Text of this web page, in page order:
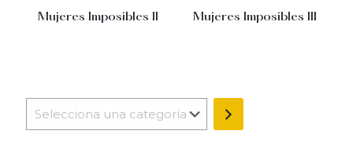
Mujeres Imposibles II Mujeres Imposibles III
Selecciona
una